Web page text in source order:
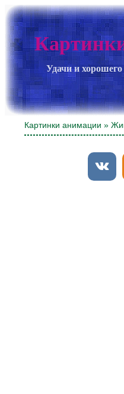
Удачи и
Картинки анимации »